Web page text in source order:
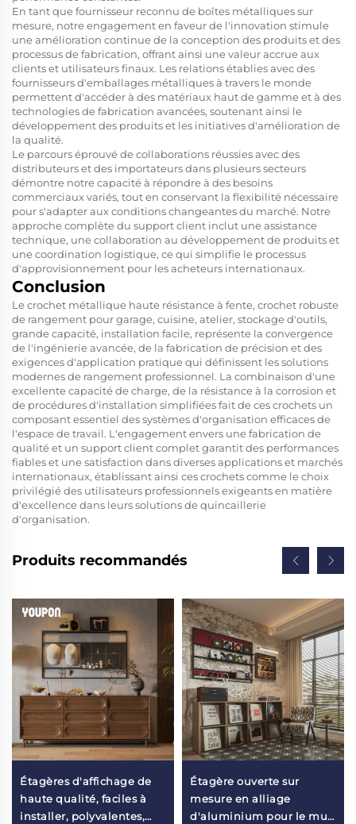
En tant que fournisseur reconnu de boîtes métalliques sur
mesure, notre engagement en faveur de l'innovation stimule
une amélioration continue de la conception des produits et des
processus de fabrication, offrant ainsi une valeur accrue aux
clients et utilisateurs finaux. Les relations établies avec des
fournisseurs d'emballages métalliques à travers le monde
permettent d'accéder à des matériaux haut de gamme et à des
technologies de fabrication avancées, soutenant ainsi le
développement des produits et les initiatives d'amélioration de
la qualité.
Le parcours éprouvé de collaborations réussies avec des
distributeurs et des importateurs dans plusieurs secteurs
démontre notre capacité à répondre à des besoins
commerciaux variés, tout en conservant la flexibilité nécessaire
pour s'adapter aux conditions changeantes du marché. Notre
approche complète du support client inclut une assistance
technique, une collaboration au développement de produits et
une coordination logistique, ce qui simplifie le processus
d'approvisionnement pour les acheteurs internationaux.
Conclusion
Le crochet métallique haute résistance à fente, crochet robuste
de rangement pour garage, cuisine, atelier, stockage d'outils,
grande capacité, installation facile, représente la convergence
de l'ingénierie avancée, de la fabrication de précision et des
exigences d'application pratique qui définissent les solutions
modernes de rangement professionnel. La combinaison d'une
excellente capacité de charge, de la résistance à la corrosion et
de procédures d'installation simplifiées fait de ces crochets un
composant essentiel des systèmes d'organisation efficaces de
l'espace de travail. L'engagement envers une fabrication de
qualité et un support client complet garantit des performances
fiables et une satisfaction dans diverses applications et marchés
internationaux, établissant ainsi ces crochets comme le choix
privilégié des utilisateurs professionnels exigeants en matière
d'excellence dans leurs solutions de quincaillerie
d'organisation.
Produits recommandés
Étagères d'affichage de
haute qualité, faciles à
installer, polyvalentes,
Étagère ouverte sur
mesure en alliage
d'aluminium pour le mur,